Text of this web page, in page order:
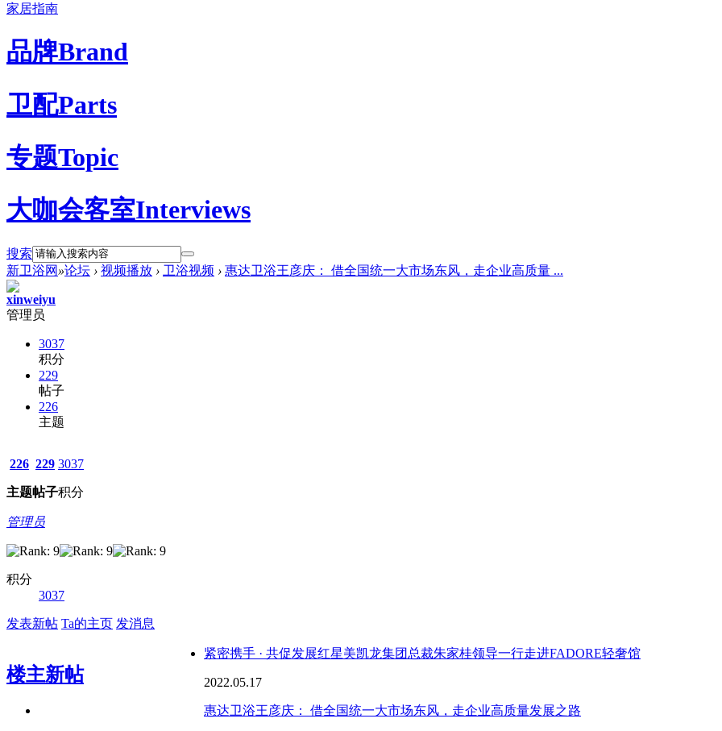
家居指南
品牌Brand
卫配Parts
专题Topic
大咖会客室Interviews
搜索
新卫浴网 »论坛 › 视频播放 › 卫浴视频 › 惠达卫浴王彦庆： 借全国统一大市场东风，走企业高质量 ...
xinweiyu
管理员
3037
积分
229
帖子
226
主题
226
主题
229
帖子
3037
积分
管理员
积分
3037
发表新帖 Ta的主页 发消息
楼主新帖
紧密携手 · 共促发展红星美凯龙集团总裁朱家桂领导一行走进FADORE轻奢馆
2022.05.17
惠达卫浴王彦庆： 借全国统一大市场东风，走企业高质量发展之路